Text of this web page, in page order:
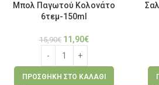
Μπολ Παγωτού Κολονάτο
6τεμ-150ml
15,90€ 11,90€
ΠΡΟΣΘΉΚΗ ΣΤΟ ΚΑΛΆΘΙ